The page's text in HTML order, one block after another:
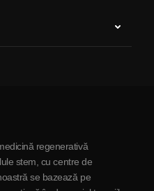
regenerativă
stem, cu centre de
se bazează pe